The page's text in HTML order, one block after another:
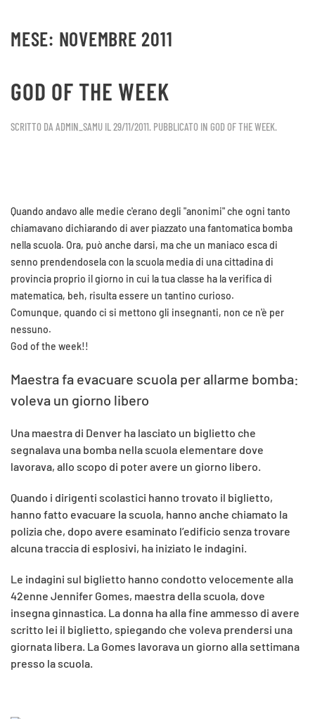
Skip to main content
MESE: NOVEMBRE 2011
GOD OF THE WEEK
SCRITTO DA ADMIN_SAMU IL29/11/2011. PUBBLICATO IN GOD OF THE WEEK.
Quando andavo alle medie c'erano degli "anonimi" che ogni tanto
chiamavano dichiarando di aver piazzato una fantomatica bomba
nella scuola. Ora, può anche darsi, ma che un maniaco esca di
senno prendendosela con la scuola media di una cittadina di
provincia proprio il giorno in cui la tua classe ha la verifica di
matematica, beh, risulta essere un tantino curioso.
Comunque, quando ci si mettono gli insegnanti, non ce n'è per
nessuno.
God of the week!!
Maestra fa evacuare scuola per allarme bomba:
voleva un giorno libero
Una maestra di Denver ha lasciato un biglietto che
segnalava una bomba nella scuola elementare dove
lavorava, allo scopo di poter avere un giorno libero.
Quando i dirigenti scolastici hanno trovato il biglietto,
hanno fatto evacuare la scuola, hanno anche chiamato la
polizia che, dopo avere esaminato l’edificio senza trovare
alcuna traccia di esplosivi, ha iniziato le indagini.
Le indagini sul biglietto hanno condotto velocemente alla
42enne Jennifer Gomes, maestra della scuola, dove
insegna ginnastica. La donna ha alla fine ammesso di avere
scritto lei il biglietto, spiegando che voleva prendersi una
giornata libera. La Gomes lavorava un giorno alla settimana
presso la scuola.